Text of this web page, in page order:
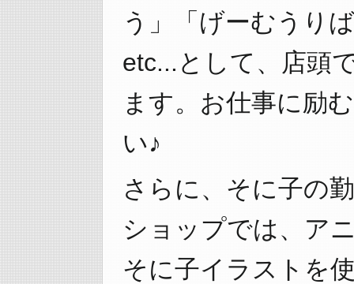
う」「げーむうり
etc...として、店頭
ます。お仕事に励
い♪
さらに、そに子の
ショップでは、ア
そに子イラストを